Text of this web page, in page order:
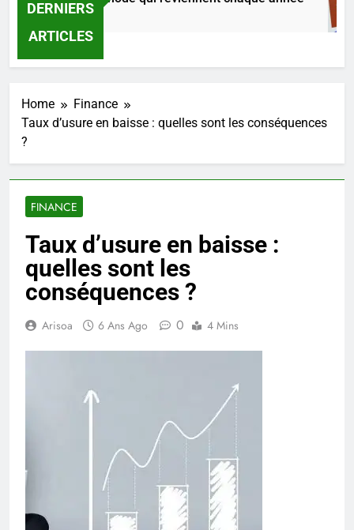
DERNIERS
ARTICLES
1 Jour Ago
Home
Finance
Taux d’usure en baisse : quelles sont les conséquences
?
FINANCE
Taux d’usure en baisse :
quelles sont les
conséquences ?
Arisoa 6 Ans Ago 0 4 Mins